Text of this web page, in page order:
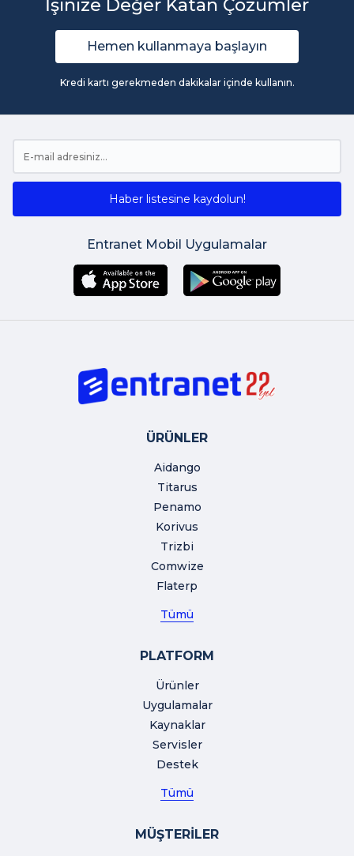
İşinize Değer Katan Çözümler
Hemen kullanmaya başlayın
Kredi kartı gerekmeden dakikalar içinde kullanın.
Haber listesine kaydolun!
Entranet Mobil Uygulamalar
ÜRÜNLER
Aidango
Titarus
Penamo
Korivus
Trizbi
Comwize
Flaterp
Tümü
PLATFORM
Ürünler
Uygulamalar
Kaynaklar
Servisler
Destek
Tümü
MÜŞTERİLER